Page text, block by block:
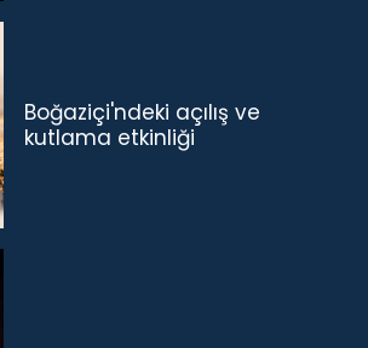
Boğaziçi'ndeki açılış ve
kutlama etkinliği